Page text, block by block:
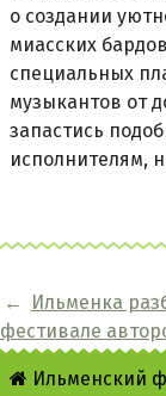
о создании
миасских
специальных
музыкантов от
запастись
исполнителям,
← Ильменка
фестивале
Ильменский